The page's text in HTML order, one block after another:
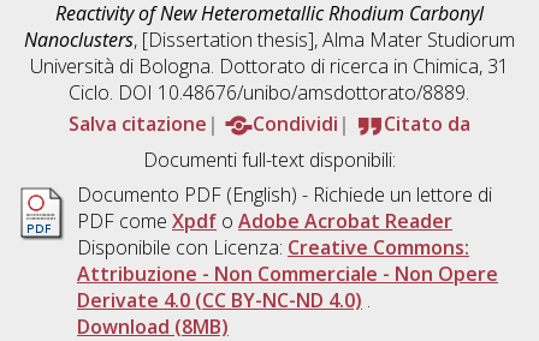
Reactivity of New Heterometallic Rhodium Carbonyl
Nanoclusters, [Dissertation thesis], Alma Mater Studiorum
Università di Bologna. Dottorato di ricerca in Chimica, 31
Ciclo. DOI 10.48676/unibo/amsdottorato/8889.
Salva citazione
Condividi
Citato da
Documenti full-text disponibili:
Documento PDF(English) - Richiede un lettore di
PDF come Xpdfo Adobe Acrobat Reader
Disponibile con Licenza: Creative Commons:
Attribuzione - Non Commerciale - Non Opere
Derivate 4.0 (CC BY-NC-ND 4.0) .
Download (8MB)